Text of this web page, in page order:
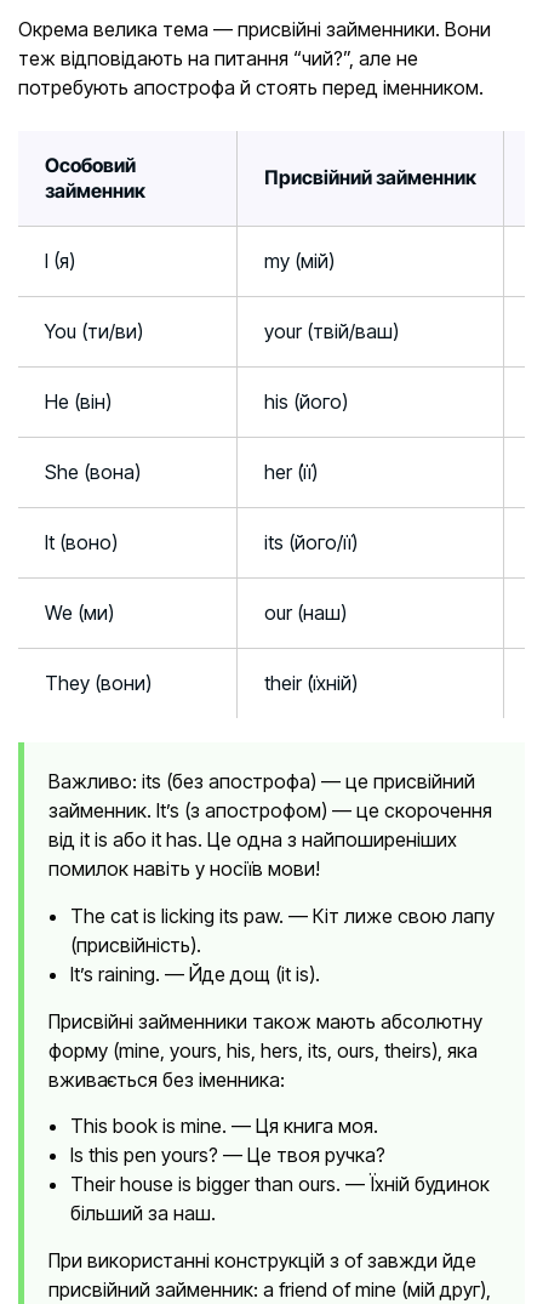
Окрема велика тема — присвійні займенники. Вони
теж відповідають на питання “чий?”, але не
потребують апострофа й стоять перед іменником.
Особовий
займенник
Присвійний займенник
I (я) my (мій)
You (ти/ви) your (твій/ваш)
He (він) his (його)
She (вона) her (її)
It (воно) its (його/її)
We (ми) our (наш)
They (вони) their (їхній)
Важливо: its (без апострофа) — це присвійний
займенник. It’s (з апострофом) — це скорочення
від it is або it has. Це одна з найпоширеніших
помилок навіть у носіїв мови!
The cat is licking its paw. — Кіт лиже свою лапу
(присвійність).
It’s raining. — Йде дощ (it is).
Присвійні займенники також мають абсолютну
форму (mine, yours, his, hers, its, ours, theirs), яка
вживається без іменника:
This book is mine. — Ця книга моя.
Is this pen yours? — Це твоя ручка?
Their house is bigger than ours. — Їхній будинок
більший за наш.
При використанні конструкцій з of завжди йде
присвійний займенник: a friend of mine (мій друг),